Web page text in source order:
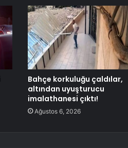
Bahçe korkuluğu çaldılar,
altından uyuşturucu
imalathanesi çıktı!
Ağustos 6, 2026